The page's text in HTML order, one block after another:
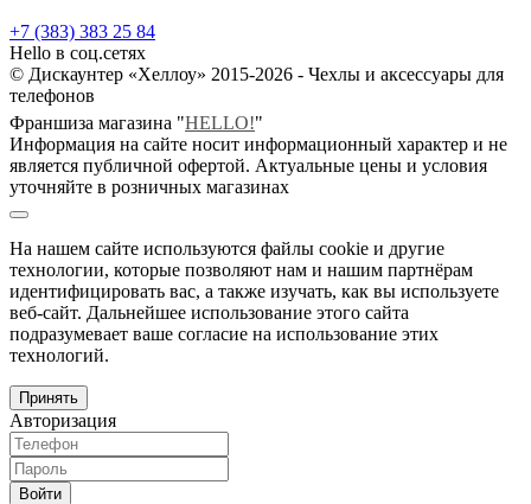
+7 (383) 383 25 84
Hello в соц.сетях
© Дискаунтер «Хеллоу» 2015-2026 - Чехлы и аксессуары для
телефонов
Франшиза магазина "HELLO!"
Информация на сайте носит информационный характер и не
является публичной офертой. Актуальные цены и условия
уточняйте в розничных магазинах
На нашем сайте используются файлы cookie и другие
технологии, которые позволяют нам и нашим партнёрам
идентифицировать вас, а также изучать, как вы используете
веб-сайт. Дальнейшее использование этого сайта
подразумевает ваше согласие на использование этих
технологий.
Принять
Авторизация
Войти